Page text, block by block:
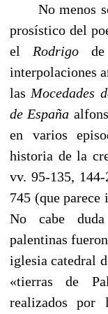
No menos
prosístico del
el Rodrigo
interpolaciones
las Mocedades
de España
en varios
historia de la
vv. 95-135,
745 (que parece
No cabe
palentinas
iglesia catedral
«tierras de
realizados por